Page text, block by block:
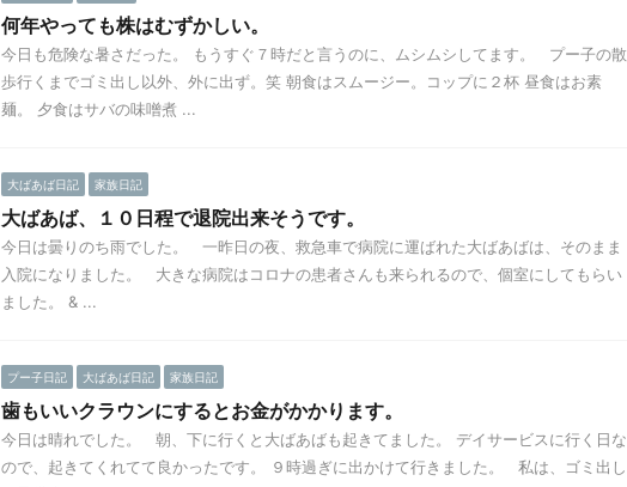
何年やっても株はむずかしい。
今日も危険な暑さだった。 もうすぐ７時だと言うのに、ムシムシしてます。 プー子の散
歩行くまでゴミ出し以外、外に出ず。笑 朝食はスムージー。コップに２杯 昼食はお素
麺。 夕食はサバの味噌煮 ...
大ばあば日記 家族日記
大ばあば、１０日程で退院出来そうです。
今日は曇りのち雨でした。 一昨日の夜、救急車で病院に運ばれた大ばあばは、そのまま
入院になりました。 大きな病院はコロナの患者さんも来られるので、個室にしてもらい
ました。 & ...
プー子日記 大ばあば日記 家族日記
歯もいいクラウンにするとお金がかかります。
今日は晴れでした。 朝、下に行くと大ばあばも起きてました。 デイサービスに行く日な
ので、起きてくれてて良かったです。 ９時過ぎに出かけて行きました。 私は、ゴミ出し